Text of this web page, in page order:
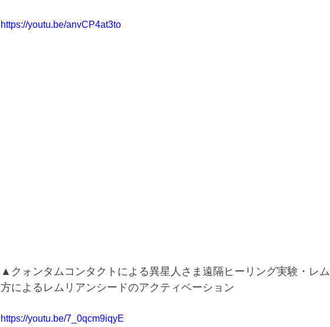
https://youtu.be/anvCP4at3to
▲クォンタムコンタクトによる異星人さま遠隔ヒーリング実験・レ
方によるレムリアンシードのアクティベーション
https://youtu.be/7_0qcm9iqyE